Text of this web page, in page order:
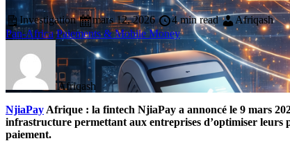
Investigation mars 12, 2026 4 min read
Afriqash
Pan-Africa Paiements & Mobile Money
Afriqash
NjiaPay Afrique : la fintech NjiaPay a annoncé le 9 mars
infrastructure permettant aux entreprises d’optimiser leurs
paiement.